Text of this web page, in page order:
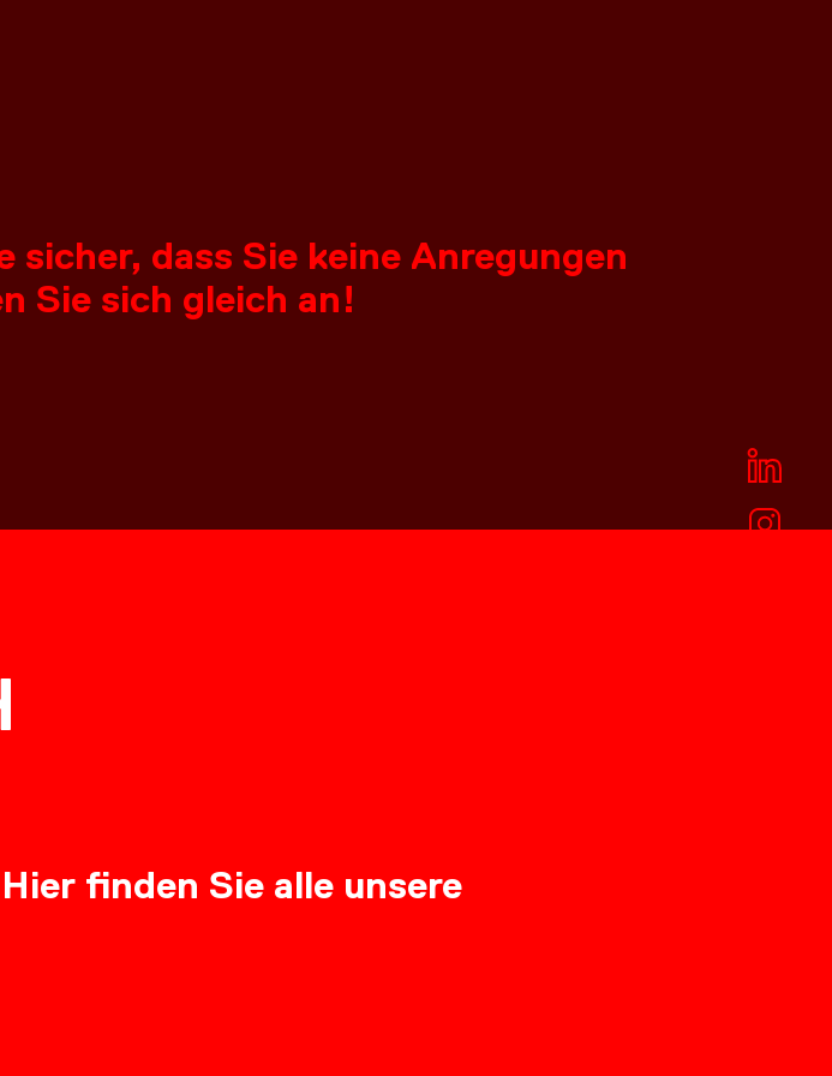
dass Sie keine Anregungen
Sie sich gleich an!
finden Sie alle unsere